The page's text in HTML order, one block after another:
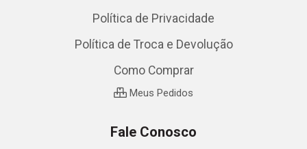
Política de Privacidade
Política de Troca e Devolução
Como Comprar
Meus Pedidos
Fale Conosco